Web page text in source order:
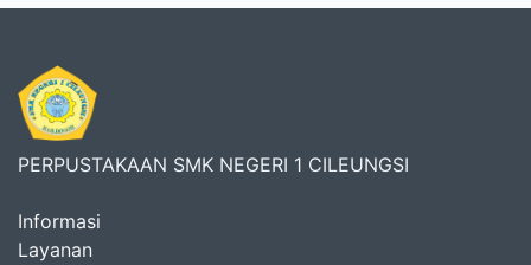
PERPUSTAKAAN SMK NEGERI 1 CILEUNGSI
Informasi
Layanan